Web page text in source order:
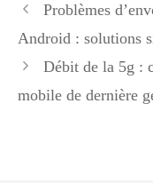
Problèmes
Android : solutions
Débit de la 5g :
mobile de dernière